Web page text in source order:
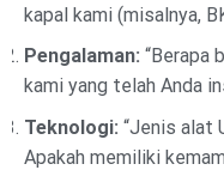
kapal kami (misalnya,
Pengalaman: “Berapa
kami yang telah Anda
Teknologi: “Jenis alat
Apakah memiliki